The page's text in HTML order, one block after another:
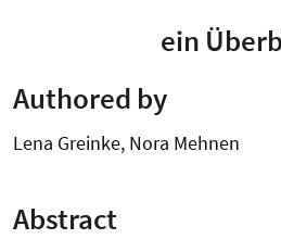
ein
Authored by
Lena Greinke, Nora Mehnen
Abstract